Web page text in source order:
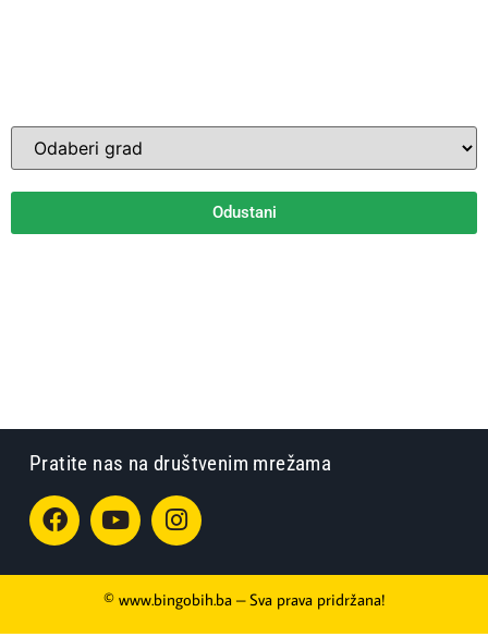
Odustani
Pratite nas na društvenim mrežama
© www.bingobih.ba – Sva prava pridržana!